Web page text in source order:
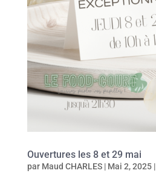
Ouvertures les 8 et 29 mai
par Maud CHARLES| Mai 2, 2025|